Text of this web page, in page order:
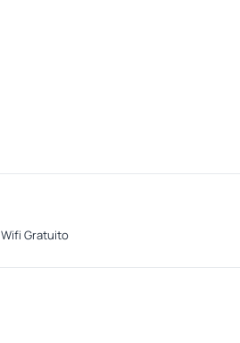
Wifi Gratuito